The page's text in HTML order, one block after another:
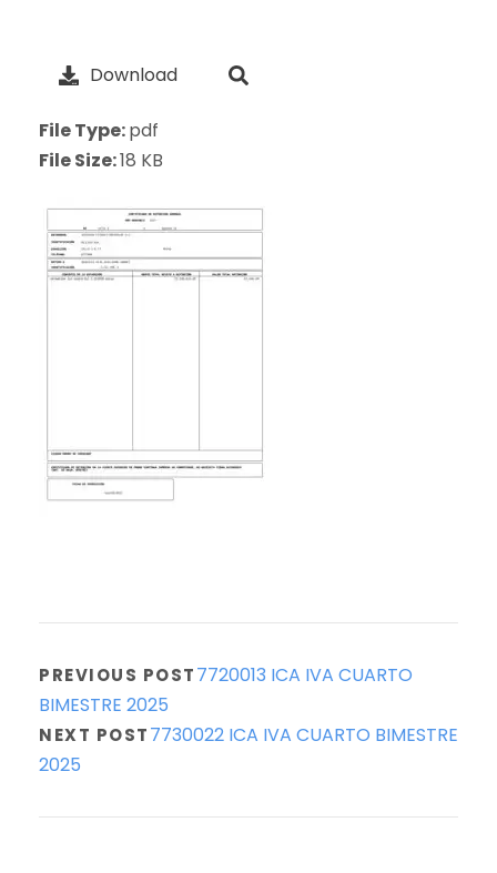
Download
File Type:pdf
File Size:18 KB
PREVIOUS POST7720013 ICA IVA CUARTO
BIMESTRE 2025
NEXT POST7730022 ICA IVA CUARTO BIMESTRE
2025